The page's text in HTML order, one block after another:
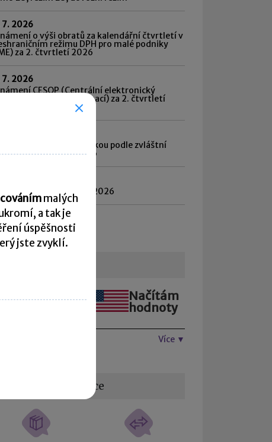
7. 2026
o výši obratů za kalendářní čtvrtletí v
režimu DPH pro malé podniky
za 2. čtvrtletí 2026
7. 2026
CESOP (Centrální elektronický
platebních informací) za 2. čtvrtletí
daně vybírané srážkou podle zvláštní
daně za červen 2026
daně za červen 2026
všech termínů ►
Načítám
hodnoty
Více ▼
Užitečné informace
malých
a tak je
úspěšnosti
jste zvyklí.